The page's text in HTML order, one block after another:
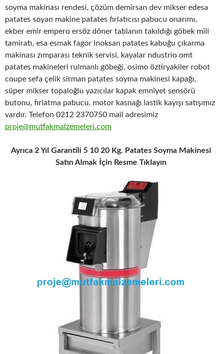
soyma makinası rendesi, çözüm demirsan dev mikser edesa
patates soyan makine patates fırlatıcısı pabucu onarımı,
ekber emir empero ersöz döner tablanın takıldığı göbek mili
tamiratı, esa esmak fagor inoksan patates kabuğu çıkarma
makinası zımparası teknik servisi, kayalar ndustrio omt
patates makineleri rulmanlı göbeği, osimo öztiryakiler robot
coupe sefa çelik sirman patates soyma makinesi kapağı,
süper mikser topaloğlu yazıcılar kapak emniyet sensörü
butonu, fırlatma pabucu, motor kasnağı lastik kayışı satışımız
vardır. Telefon 0212 2370750 mail adresimiz
proje@mutfakmalzemeleri.com
Ayrıca 2 Yıl Garantili 5 10 20 Kg. Patates Soyma Makinesi
Satın Almak İçin Resme Tıklayın